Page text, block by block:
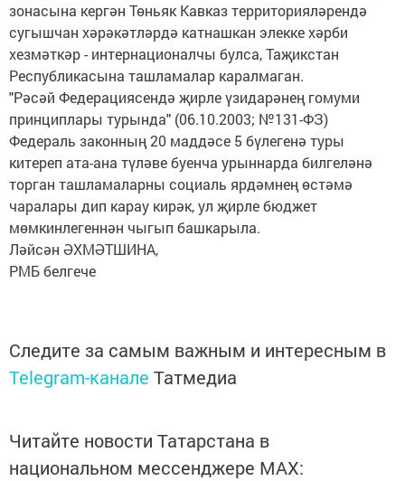
зонасына кергән Төньяк Кавказ территорияләрендә
сугышчан хәрәкәтләрдә катнашкан элекке хәрби
хезмәткәр - интернационалчы булса, Таҗикстан
Республикасына ташламалар каралмаган.
"Рәсәй Федерациясендә җирле үзидарәнең гомуми
принциплары турында" (06.10.2003; №131-ФЗ)
Федераль законның 20 маддәсе 5 бүлегенә туры
китереп ата-ана түләве буенча урыннарда билгеләнә
торган ташламаларны социаль ярдәмнең өстәмә
чаралары дип карау кирәк, ул җирле бюджет
мөмкинлегеннән чыгып башкарыла.
Ләйсән ӘХМӘТШИНА,
РМБ белгече
Следите за самым важным и интересным в
Telegram-канале Татмедиа
Читайте новости Татарстана в
национальном мессенджере MАХ: